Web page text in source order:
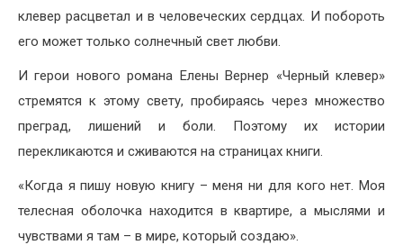
клевер расцветал и в человеческих сердцах. И побороть
его может только солнечный свет любви.
И герои нового романа Елены Вернер «Черный клевер»
стремятся к этому свету, пробираясь через множество
преград, лишений и боли. Поэтому их истории
перекликаются и сживаются на страницах книги.
«Когда я пишу новую книгу – меня ни для кого нет. Моя
телесная оболочка находится в квартире, а мыслями и
чувствами я там – в мире, который создаю».